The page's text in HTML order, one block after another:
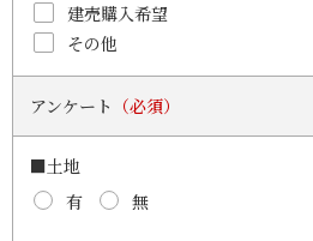
建売購入希望
その他
アンケート （必須）
■土地
有
無